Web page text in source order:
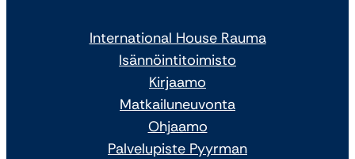
International House Rauma
Isännöintitoimisto
Kirjaamo
Matkailuneuvonta
Ohjaamo
Palvelupiste Pyyrman